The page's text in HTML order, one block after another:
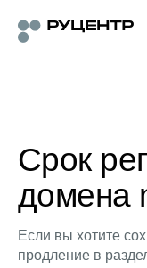
Срок
домена
Если вы хотите
продление в